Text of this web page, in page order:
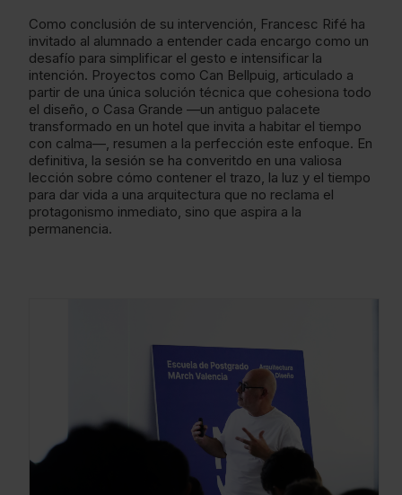
Como conclusión de su intervención, Francesc Rifé ha
invitado al alumnado a entender cada encargo como un
desafío para simplificar el gesto e intensificar la
intención. Proyectos como Can Bellpuig, articulado a
partir de una única solución técnica que cohesiona todo
el diseño, o Casa Grande —un antiguo palacete
transformado en un hotel que invita a habitar el tiempo
con calma—, resumen a la perfección este enfoque. En
definitiva, la sesión se ha converitdo en una valiosa
lección sobre cómo contener el trazo, la luz y el tiempo
para dar vida a una arquitectura que no reclama el
protagonismo inmediato, sino que aspira a la
permanencia.